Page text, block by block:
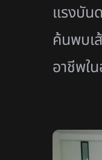
แรงบัน
ค้นพบเ
อาชีพใ